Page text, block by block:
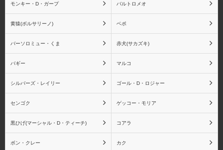
モンキー・D・ガープ バルトロメオ
黄猿(ボルサリーノ) ベポ
バーソロミュー・くま 赤犬(サカズキ)
バギー マルコ
シルバーズ・レイリー ゴール・D・ロジャー
センゴク ゲッコー・モリア
黒ひげ(マーシャル・D・ティーチ) コアラ
ボン・クレー カク